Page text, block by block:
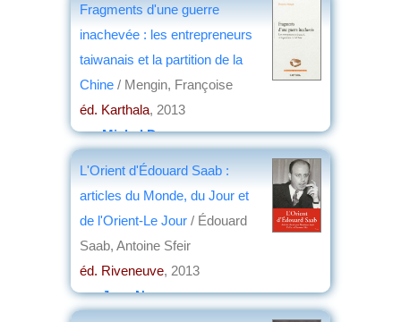
Fragments d'une guerre
inachevée : les entrepreneurs
taiwanais et la partition de la
Chine / Mengin, Françoise
éd. Karthala, 2013
parMichel Deverge
L'Orient d'Édouard Saab :
articles du Monde, du Jour et
de l'Orient-Le Jour / Édouard
Saab, Antoine Sfeir
éd. Riveneuve, 2013
parJean Nemo